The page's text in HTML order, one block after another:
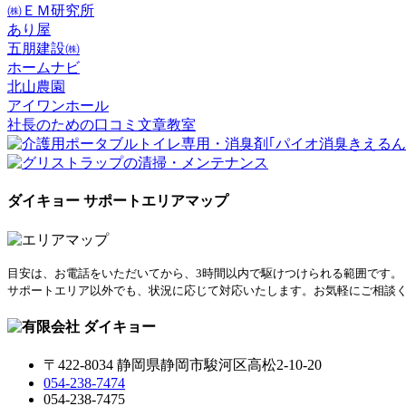
㈱ＥＭ研究所
あり屋
五朋建設㈱
ホームナビ
北山農園
アイワンホール
社長のための口コミ文章教室
ダイキョー サポートエリアマップ
目安は、お電話をいただいてから、3時間以内で駆けつけられる範囲です。
サポートエリア以外でも、状況に応じて対応いたします。お気軽にご相談く
〒422-8034 静岡県静岡市駿河区高松2-10-20
054-238-7474
054-238-7475